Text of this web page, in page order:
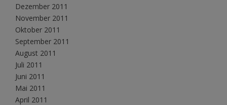
Dezember 2011
November 2011
Oktober 2011
September 2011
August 2011
Juli 2011
Juni 2011
Mai 2011
April 2011